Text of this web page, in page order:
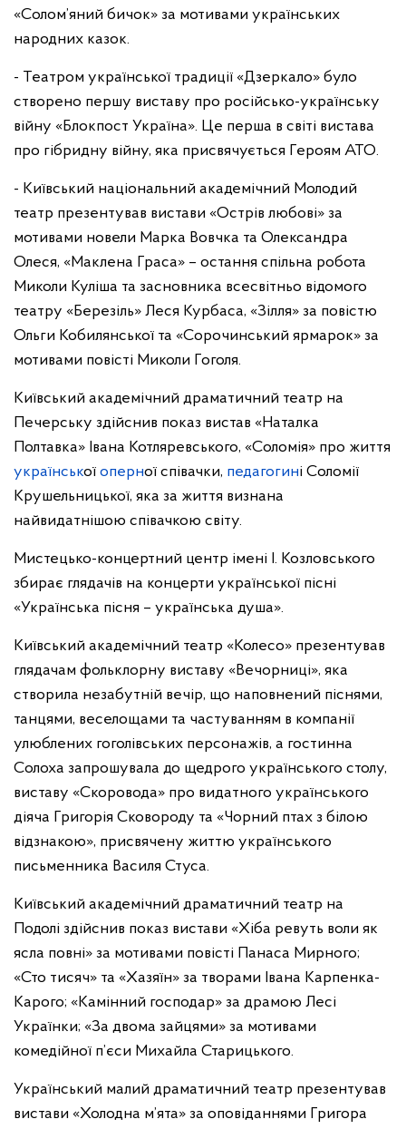
«Солом’яний бичок» за мотивами українських
народних казок.
- Театром української традиції «Дзеркало» було
створено першу виставу про російсько-українську
війну «Блокпост Україна». Це перша в світі вистава
про гібридну війну, яка присвячується Героям АТО.
- Київський національний академічний Молодий
театр презентував вистави «Острів любові» за
мотивами новели Марка Вовчка та Олександра
Олеся, «Маклена Граса» – остання спільна робота
Миколи Куліша та засновника всесвітньо відомого
театру «Березіль» Леся Курбаса, «Зілля» за повістю
Ольги Кобилянської та «Сорочинський ярмарок» за
мотивами повісті Миколи Гоголя.
Київський академічний драматичний театр на
Печерську здійснив показ вистав «Наталка
Полтавка» Івана Котляревського, «Соломія» про життя
української оперної співачки, педагогині Соломії
Крушельницької, яка за життя визнана
найвидатнішою співачкою світу.
Мистецько-концертний центр імені І. Козловського
збирає глядачів на концерти української пісні
«Українська пісня – українська душа».
Київський академічний театр «Колесо» презентував
глядачам фольклорну виставу «Вечорниці», яка
створила незабутній вечір, що наповнений піснями,
танцями, веселощами та частуванням в компанії
улюблених гоголівських персонажів, а гостинна
Солоха запрошувала до щедрого українського столу,
виставу «Скоровода» про видатного українського
діяча Григорія Сковороду та «Чорний птах з білою
відзнакою», присвячену життю українського
письменника Василя Стуса.
Київський академічний драматичний театр на
Подолі здійснив показ вистави «Хіба ревуть воли як
ясла повні» за мотивами повісті Панаса Мирного;
«Сто тисяч» та «Хазяїн» за творами Івана Карпенка-
Карого; «Камінний господар» за драмою Лесі
Українки; «За двома зайцями» за мотивами
комедійної п’єси Михайла Старицького.
Український малий драматичний театр презентував
вистави «Холодна м’ята» за оповіданнями Григора